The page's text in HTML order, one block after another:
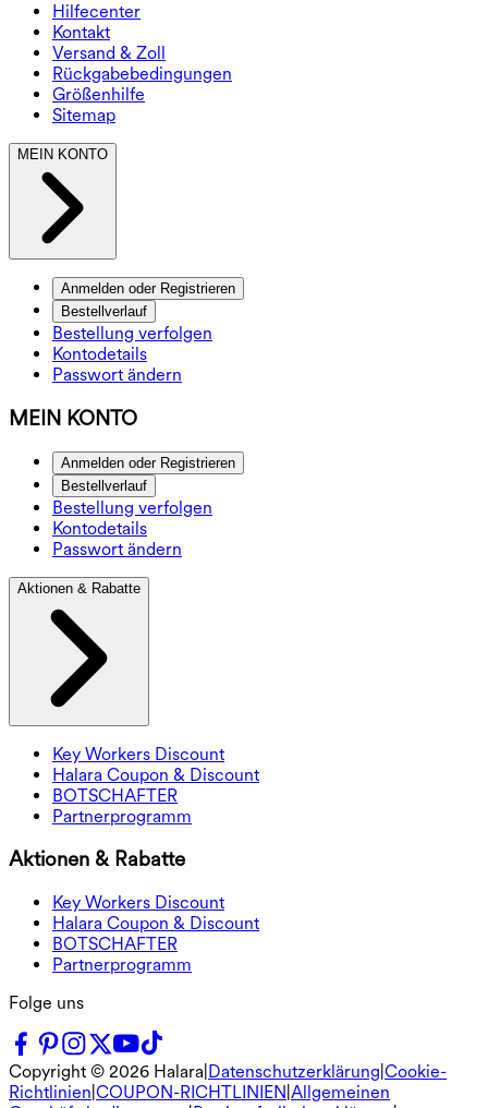
Hilfecenter
Kontakt
Versand & Zoll
Rückgabebedingungen
Größenhilfe
Sitemap
MEIN KONTO
Anmelden oder Registrieren
Bestellverlauf
Bestellung verfolgen
Kontodetails
Passwort ändern
MEIN KONTO
Anmelden oder Registrieren
Bestellverlauf
Bestellung verfolgen
Kontodetails
Passwort ändern
Aktionen & Rabatte
Key Workers Discount
Halara Coupon & Discount
BOTSCHAFTER
Partnerprogramm
Aktionen & Rabatte
Key Workers Discount
Halara Coupon & Discount
BOTSCHAFTER
Partnerprogramm
Folge uns
Copyright © 2026 Halara Datenschutzerklärung Cookie-
Richtlinien COUPON-RICHTLINIEN Allgemeinen